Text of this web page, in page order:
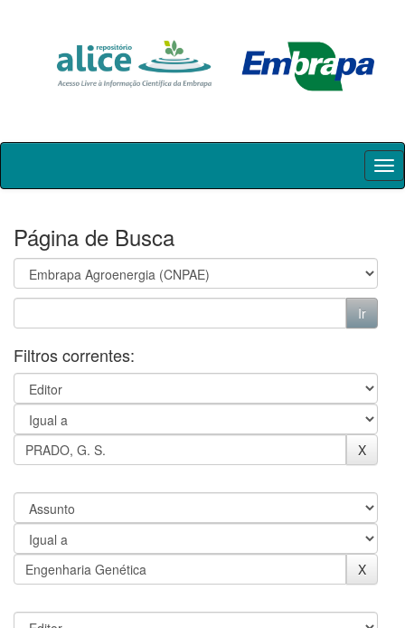
Skip
Página de Busca
Filtros correntes: